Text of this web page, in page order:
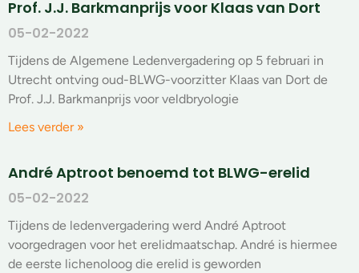
Prof. J.J. Barkmanprijs voor Klaas van Dort
05-02-2022
Tijdens de Algemene Ledenvergadering op 5 februari in
Utrecht ontving oud-BLWG-voorzitter Klaas van Dort de
Prof. J.J. Barkmanprijs voor veldbryologie
Lees verder »
André Aptroot benoemd tot BLWG-erelid
05-02-2022
Tijdens de ledenvergadering werd André Aptroot
voorgedragen voor het erelidmaatschap. André is hiermee
de eerste lichenoloog die erelid is geworden